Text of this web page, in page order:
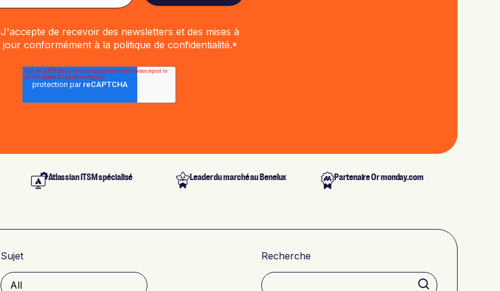
J'accepte de recevoir des newsletters et des mises à
jour conformément à la politique de confidentialité.*
Atlassian ITSM spécialisé Leader du marché au Benelux Partenaire Or monday.com
Sujet Recherche